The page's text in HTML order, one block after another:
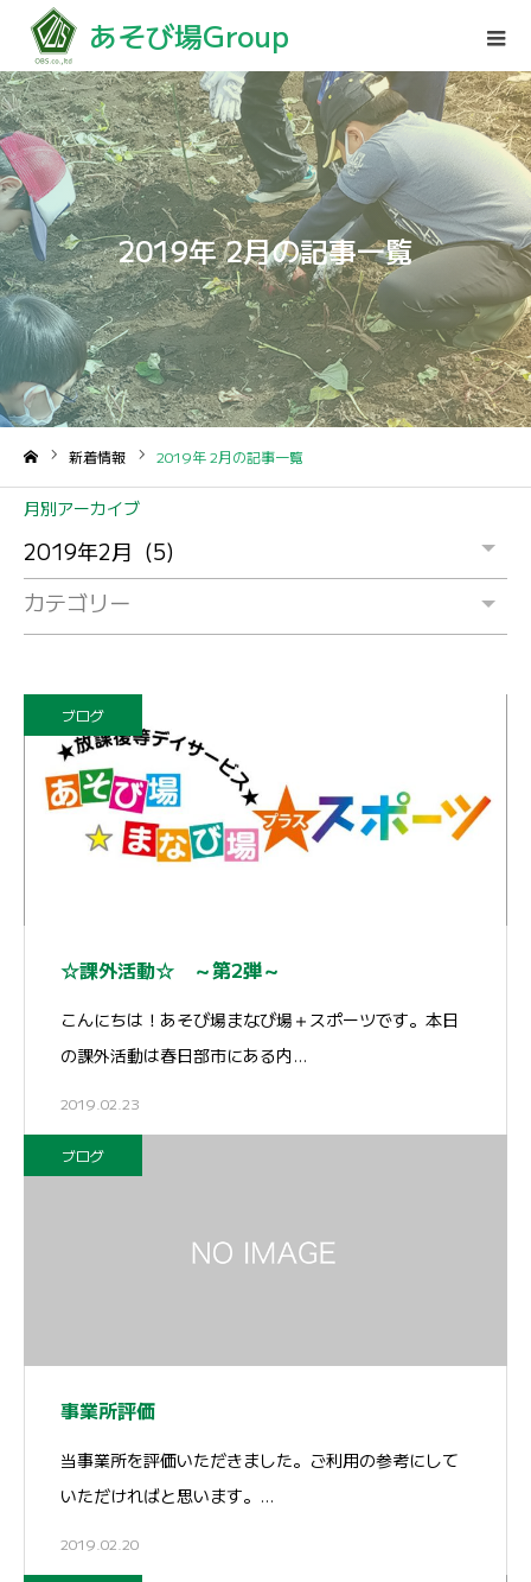
あそび場Group
2019年 2月の記事一覧
新着情報 2019年 2月の記事一覧
月別アーカイブ
カテゴリー
ブログ
☆課外活動☆ ～第2弾～
こんにちは！あそび場まなび場＋スポーツです。本日
の課外活動は春日部市にある内…
2019.02.23
ブログ
事業所評価
当事業所を評価いただきました。ご利用の参考にして
いただければと思います。…
2019.02.20